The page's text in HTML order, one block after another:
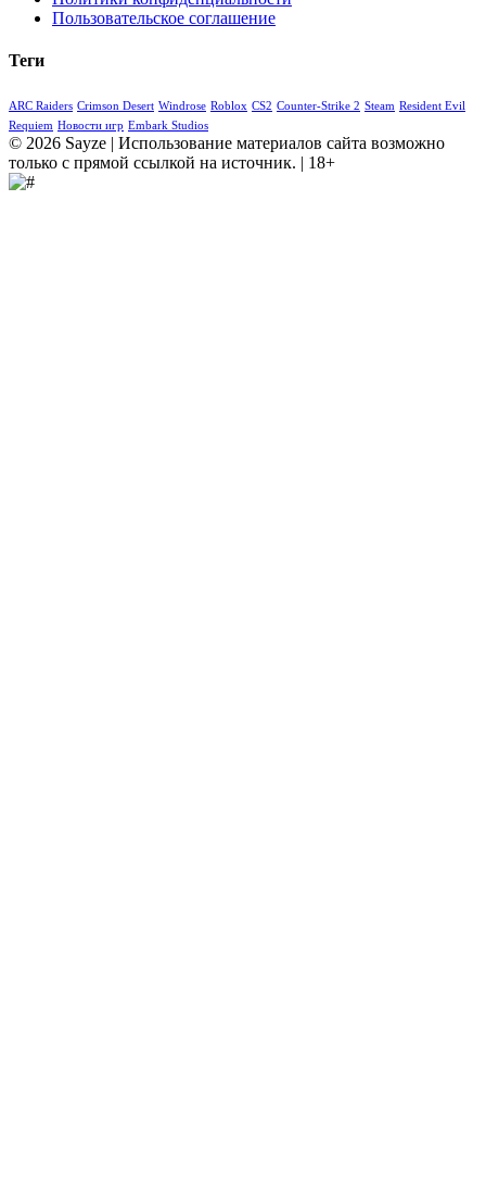
Пользовательское соглашение
Теги
ARC Raiders Crimson Desert Windrose Roblox CS2 Counter-Strike 2 Steam Resident Evil
Requiem Новости игр Embark Studios
© 2026 Sayze | Использование материалов сайта возможно
только с прямой ссылкой на источник. | 18+